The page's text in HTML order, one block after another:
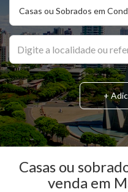
Casas ou Sobrados em
+
Casas ou
venda em